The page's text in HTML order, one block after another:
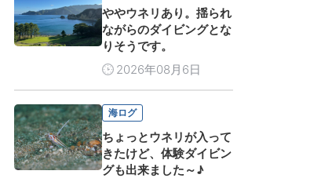
ややウネリあり。揺られ
ながらのダイビングとな
りそうです。
2026年08月6日
海ログ
ちょっとウネリが入って
きたけど、体験ダイビン
グも出来ました～♪